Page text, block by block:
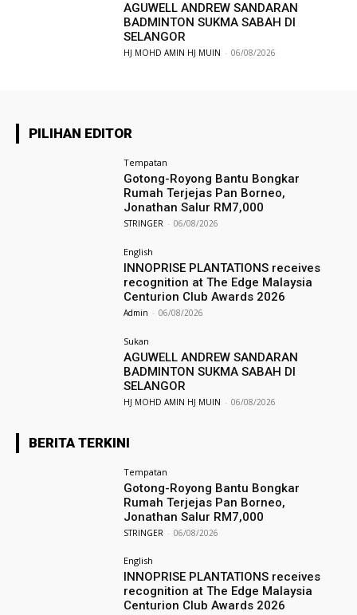
AGUWELL ANDREW SANDARAN
BADMINTON SUKMA SABAH DI
SELANGOR
HJ MOHD AMIN HJ MUIN - 06/08/2026
PILIHAN EDITOR
Tempatan
Gotong-Royong Bantu Bongkar
Rumah Terjejas Pan Borneo,
Jonathan Salur RM7,000
STRINGER - 06/08/2026
English
INNOPRISE PLANTATIONS receives
recognition at The Edge Malaysia
Centurion Club Awards 2026
Admin - 06/08/2026
Sukan
AGUWELL ANDREW SANDARAN
BADMINTON SUKMA SABAH DI
SELANGOR
HJ MOHD AMIN HJ MUIN - 06/08/2026
BERITA TERKINI
Tempatan
Gotong-Royong Bantu Bongkar
Rumah Terjejas Pan Borneo,
Jonathan Salur RM7,000
STRINGER - 06/08/2026
English
INNOPRISE PLANTATIONS receives
recognition at The Edge Malaysia
Centurion Club Awards 2026